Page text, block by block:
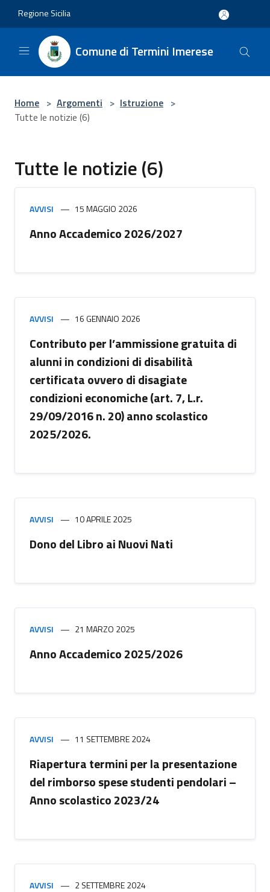
Regione Sicilia
Comune di Termini Imerese
Home > Argomenti > Istruzione >
Tutte le notizie (6)
Tutte le notizie (6)
AVVISI 15 MAGGIO 2026
Anno Accademico 2026/2027
AVVISI 16 GENNAIO 2026
Contributo per l’ammissione gratuita di
alunni in condizioni di disabilità
certificata ovvero di disagiate
condizioni economiche (art. 7, L.r.
29/09/2016 n. 20) anno scolastico
2025/2026.
AVVISI 10 APRILE 2025
Dono del Libro ai Nuovi Nati
AVVISI 21 MARZO 2025
Anno Accademico 2025/2026
AVVISI 11 SETTEMBRE 2024
Riapertura termini per la presentazione
del rimborso spese studenti pendolari –
Anno scolastico 2023/24
AVVISI 2 SETTEMBRE 2024